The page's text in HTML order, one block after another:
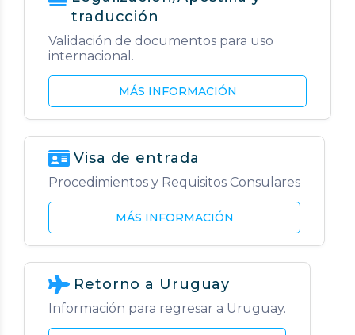
traducción
Validación de documentos para uso
internacional.
MÁS INFORMACIÓN
Visa de entrada
Procedimientos y Requisitos Consulares
MÁS INFORMACIÓN
Retorno a Uruguay
Información para regresar a Uruguay.